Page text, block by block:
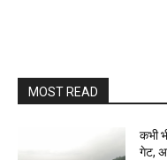
MOST READ
कभी
गेट,